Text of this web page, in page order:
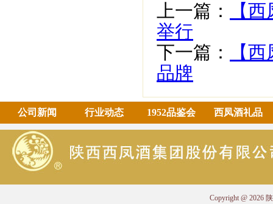
上一篇：
【
举行
下一篇：
【
品牌
公司新闻 行业动态 1952品鉴会 西凤酒礼品
Copyright @ 2026